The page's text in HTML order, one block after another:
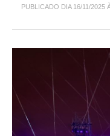
PUBLICADO DIA 16/11/2025